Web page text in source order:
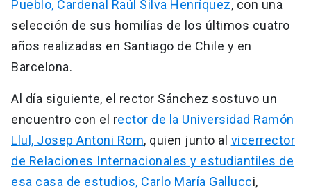
Pueblo, Cardenal Raúl Silva Henríquez, con una
selección de sus homilías de los últimos cuatro
años realizadas en Santiago de Chile y en
Barcelona.
Al día siguiente, el rector Sánchez sostuvo un
encuentro con el rector de la Universidad Ramón
Llul, Josep Antoni Rom, quien junto al vicerrector
de Relaciones Internacionales y estudiantiles de
esa casa de estudios, Carlo María Gallucci,